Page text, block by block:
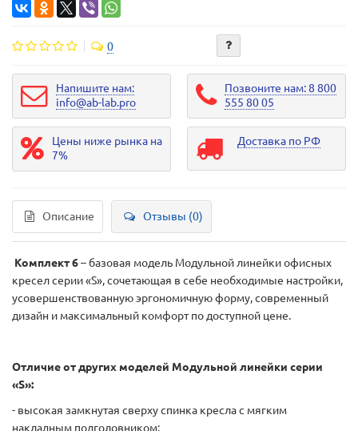
0
Напишите нам:
info@ab-lab.pro
Позвоните нам: 8 800
555 80 05
Цены ниже рынка на
7%
Доставка по РФ
Описание Отзывы (0)
Комплект 6– базовая модель Модульной линейки офисных
кресел серии «S», сочетающая в себе необходимые настройки,
усовершенствованную эргономичную форму, современный
дизайн и максимальный комфорт по доступной цене.
Отличие от других моделей Модульной линейки серии
«S»:
- высокая замкнутая сверху спинка кресла с мягким
накладным подголовником;